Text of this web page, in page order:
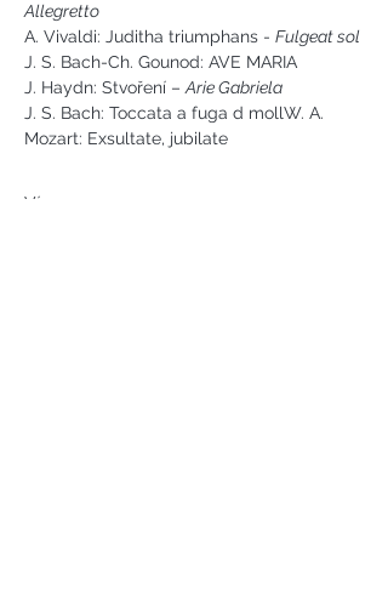
Allegretto
A. Vivaldi: Juditha triumphans - Fulgeat sol
J. S. Bach-Ch. Gounod: AVE MARIA
J. Haydn: Stvoření – Arie Gabriela
J. S. Bach: Toccata a fuga d mollW. A.
Mozart: Exsultate, jubilate
Více ...